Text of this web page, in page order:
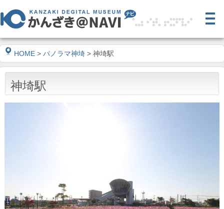
HOME > パノラマ神埼 > 神埼駅
神埼駅